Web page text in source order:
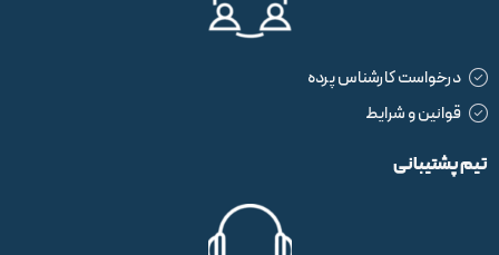
درخواست کارشناس پرده
قوانین و شرایط
تیم پشتیبانی